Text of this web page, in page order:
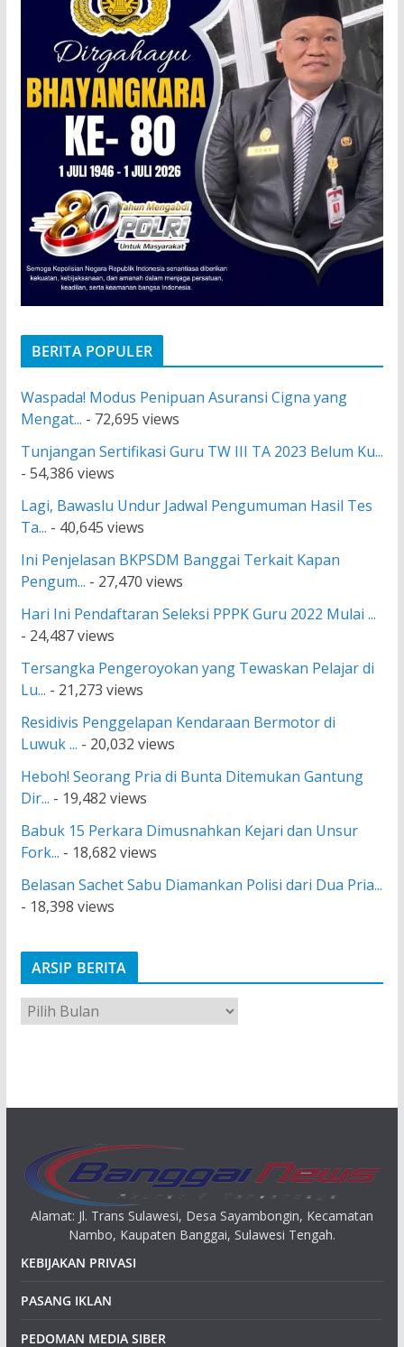
BERITA POPULER
Waspada! Modus Penipuan Asuransi Cigna yang
Mengat... - 72,695 views
Tunjangan Sertifikasi Guru TW III TA 2023 Belum Ku...
- 54,386 views
Lagi, Bawaslu Undur Jadwal Pengumuman Hasil Tes
Ta... - 40,645 views
Ini Penjelasan BKPSDM Banggai Terkait Kapan
Pengum... - 27,470 views
Hari Ini Pendaftaran Seleksi PPPK Guru 2022 Mulai ...
- 24,487 views
Tersangka Pengeroyokan yang Tewaskan Pelajar di
Lu... - 21,273 views
Residivis Penggelapan Kendaraan Bermotor di
Luwuk ... - 20,032 views
Heboh! Seorang Pria di Bunta Ditemukan Gantung
Dir... - 19,482 views
Babuk 15 Perkara Dimusnahkan Kejari dan Unsur
Fork... - 18,682 views
Belasan Sachet Sabu Diamankan Polisi dari Dua Pria...
- 18,398 views
ARSIP BERITA
A
r
Alamat: Jl. Trans Sulawesi, Desa Sayambongin, Kecamatan
Nambo, Kaupaten Banggai, Sulawesi Tengah.
KEBIJAKAN PRIVASI
PASANG IKLAN
PEDOMAN MEDIA SIBER